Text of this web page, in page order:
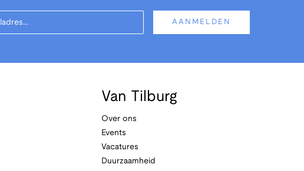
AANMELDEN
Van Tilburg
Over ons
Events
Vacatures
Duurzaamheid